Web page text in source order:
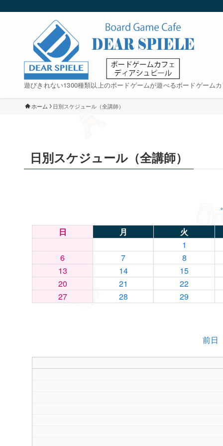
遊びきれない1300種類以上のボードゲームが遊べるボードゲーム
ホーム 日別スケジュール（全講師）
日別スケジュール（全講師）
日 月
火
1
6
7
8
13
14
15
20
21
22
27
28 29
前日